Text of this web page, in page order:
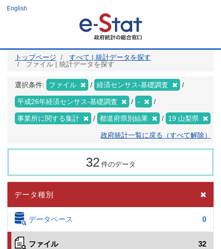
ツ
English
トップページ
すべて | 統計データを探す
ファイル | 統計データを探す
選択条件: ファイル 経済センサス‐基礎調査
平成26年経済センサス‐基礎調査 -
事業所に関する集計 都道府県別結果 19 山梨県
政府統計一覧に戻る（すべて解除）
32 件のデータ
データ種別
データベース 0
ファイル 32